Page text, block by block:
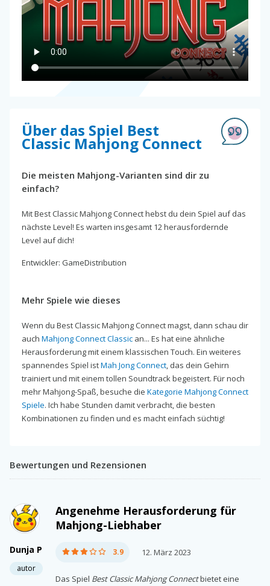
Über das Spiel Best
Classic Mahjong Connect
Die meisten Mahjong-Varianten sind dir zu
einfach?
Mit Best Classic Mahjong Connect hebst du dein Spiel auf das
nächste Level! Es warten insgesamt 12 herausfordernde
Level auf dich!
Entwickler: GameDistribution
Mehr Spiele wie dieses
Wenn du Best Classic Mahjong Connect magst, dann schau dir
auch Mahjong Connect Classic an... Es hat eine ähnliche
Herausforderung mit einem klassischen Touch. Ein weiteres
spannendes Spiel istMah Jong Connect, das dein Gehirn
trainiert und mit einem tollen Soundtrack begeistert. Für noch
mehr Mahjong-Spaß, besuche die Kategorie Mahjong Connect
Spiele. Ich habe Stunden damit verbracht, die besten
Kombinationen zu finden und es macht einfach süchtig!
Bewertungen und Rezensionen
Dunja P
autor
Angenehme Herausforderung für
Mahjong-Liebhaber
3.9 12. März 2023
Das Spiel Best Classic Mahjong Connectbietet eine